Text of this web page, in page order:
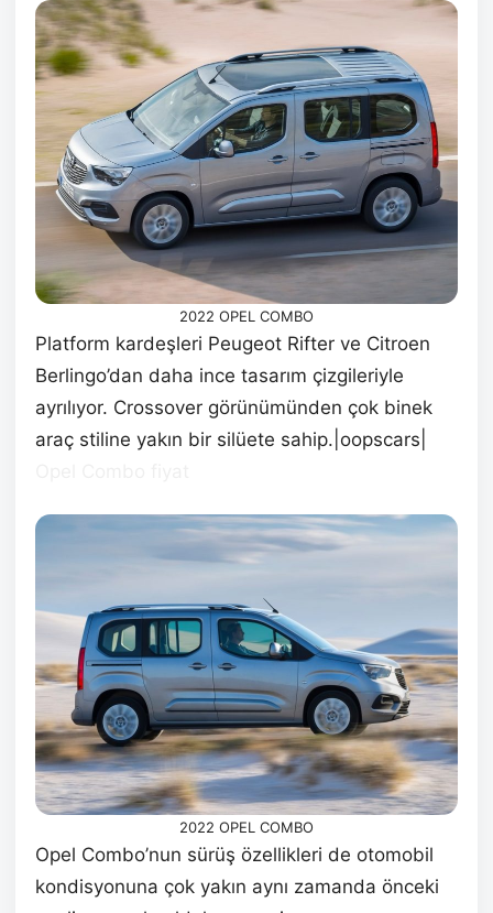
2022 OPEL COMBO
Platform kardeşleri Peugeot Rifter ve Citroen
Berlingo’dan daha ince tasarım çizgileriyle
ayrılıyor. Crossover görünümünden çok binek
araç stiline yakın bir silüete sahip.|oopscars|
2022 OPEL COMBO
Opel Combo’nun sürüş özellikleri de otomobil
kondisyonuna çok yakın aynı zamanda önceki